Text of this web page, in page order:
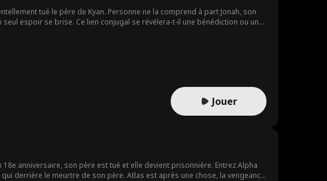
tué le père de Kyan. Personne ne la comprend à part Jonah, son
espoir se brise. Ce lien conjugal se révélera-t-il une bénédiction ou une
Jouer
anniversaire, son père est tué et elle devient prisonnière. Entrez Alpha
derrière le meurtre de son père. Atlas est après une chose, la vengeance.